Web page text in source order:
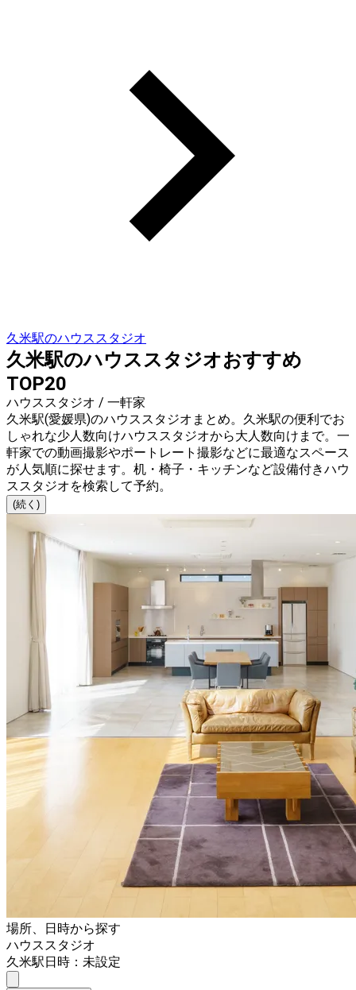
久米駅のハウススタジオ
久米駅のハウススタジオおすすめ
TOP20
ハウススタジオ / 一軒家
久米駅(愛媛県)のハウススタジオまとめ。久米駅の便利でお
しゃれな少人数向けハウススタジオから大人数向けまで。一
軒家での動画撮影やポートレート撮影などに最適なスペース
が人気順に探せます。机・椅子・キッチンなど設備付きハウ
ススタジオを検索して予約。
(続く)
場所、日時から探す
ハウススタジオ
久米駅日時：未設定